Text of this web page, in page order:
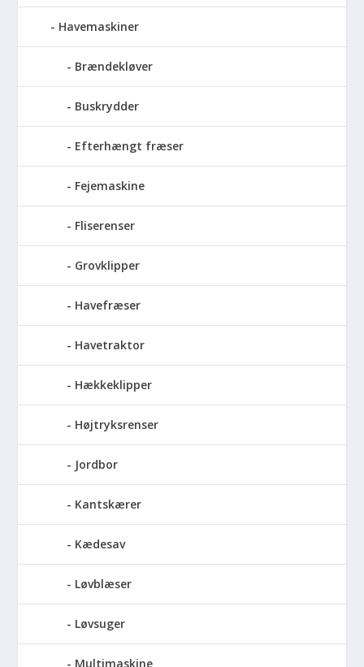
Havemaskiner
Brændekløver
Buskrydder
Efterhængt fræser
Fejemaskine
Fliserenser
Grovklipper
Havefræser
Havetraktor
Hækkeklipper
Højtryksrenser
Jordbor
Kantskærer
Kædesav
Løvblæser
Løvsuger
Multimaskine